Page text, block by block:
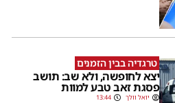
טרגדיה בבין הזמנים
יצא לחופשה, ולא שב: תושב
פסגת זאב טבע למוות
יואל וולך 13:44